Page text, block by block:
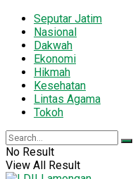
Seputar Jatim
Nasional
Dakwah
Ekonomi
Hikmah
Kesehatan
Lintas Agama
Tokoh
No Result
View All Result